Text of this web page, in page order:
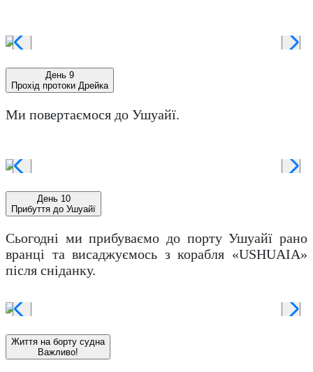
День 9
Прохід протоки Дрейка
Ми повертаємося до Ушуайї.
День 10
Прибуття до Ушуайї
Сьогодні ми прибуваємо до порту Ушуайї рано
вранці та висаджуємось з корабля «USHUAIA»
після сніданку.
Життя на борту судна
Важливо!